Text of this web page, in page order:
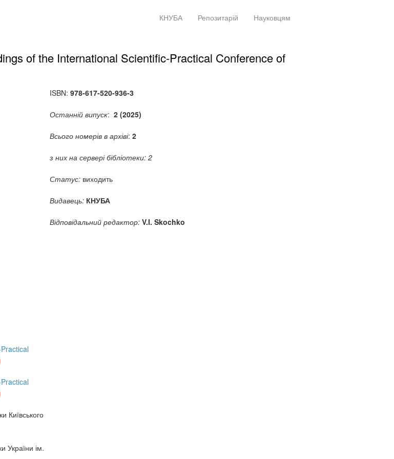
КНУБА Репозитарій Науковцям
of the International Scientific-Practical Conference of
ISBN: 978-617-520-936-3
Останній випуск: 2 (2025)
Всього номерів в архіві: 2
з них на сервері бібліотеки: 2
Статус: виходить
Видавець: КНУБА
Відповідальний редактор: V.I. Skochko
Київського
України ім.